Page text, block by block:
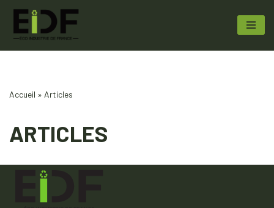
Aller
Accueil » Articles
ARTICLES